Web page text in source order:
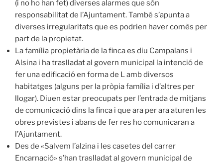
(i no ho han fet) diverses alarmes que són
responsabilitat de l’Ajuntament. També s’apunta a
diverses irregularitats que es podrien haver comès per
part de la propietat.
La família propietària de la finca es diu Campalans i
Alsina i ha traslladat al govern municipal la intenció de
fer una edificació en forma de L amb diversos
habitatges (alguns per la pròpia família i d’altres per
llogar). Diuen estar preocupats per l’entrada de mitjans
de comunicació dins la finca i que ara per ara aturen les
obres previstes i abans de fer res ho comunicaran a
l’Ajuntament.
Des de «Salvem l’alzina i les casetes del carrer
Encarnació» s’han traslladat al govern municipal de